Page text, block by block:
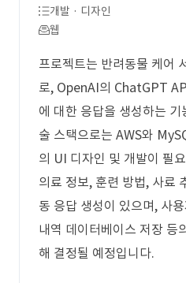
개발 · 디자인
웹
프로젝트는 반려동물 케어
로, OpenAI의 ChatGPT
에 대한 응답을 생성하는 기
술 스택으로는 AWS와
의 UI 디자인 및 개발이 필
의료 정보, 훈련 방법, 사료
동 응답 생성이 있으며, 사
내역 데이터베이스 저장 등
해 결정될 예정입니다.